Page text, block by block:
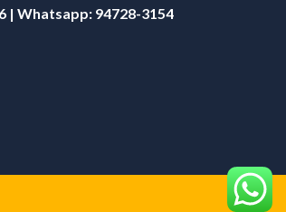
| Whatsapp: 94728-3154